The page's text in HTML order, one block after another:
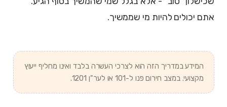
אתם יכולים להיות מי שממשיך.
המידע במדריך הזה הוא לצרכי העשרה בלבד ואינו מחליף ייעוץ
מקצועי. במצב חירום פנו ל-101 או לער"ן 1201.